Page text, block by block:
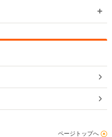
ページトップへ